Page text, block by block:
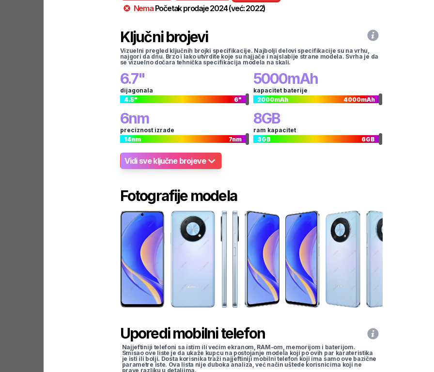
Nema Početak prodaje2024(već:2022)
Ključni brojevi
Vizuelni pregled ključnih brojki specifikacije. Najbolji delovi specifikacije su na vrhu,
najgori da dnu. Brzo i lako utvrdite koje su najjače i najslabije strane modela. Svrha je da
se vizuelno dočara tehnička specifikacija modela na skali.
6.7"
dijagonala
4.5" 6"
5000mAh
kapacitet baterije
2000mAh 4000mAh
6nm
preciznost izrade
14nm 7nm
8GB
ram kapacitet
3GB 6GB
Vidi sve ključne brojeve
Fotografije modela
Uporedi mobilni telefon
Najjeftiniji telefoni sa istim ili većim ekranom, RAM-om, memorijom i baterijom.
Smisao ove liste je da ukaže kupcu na postojanje modela koji po ovih par karateristika
je isti ili bolji. Dosta korisnika traži najjeftiniji mobilni telefon koji ima samo ove bazične
parametre iste. Ova lista nije duboka analiza, već način uštede korisnicima koji ne
prave razliku u detaljima.